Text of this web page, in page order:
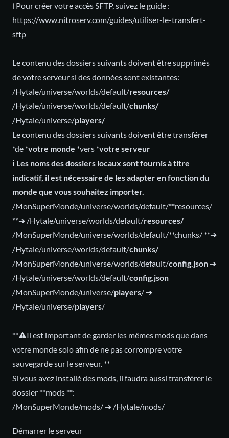
ℹ️ Pour créer votre accès SFTP, suivez le guide :
https://www.nitroserv.com/guides/utiliser-le-transfert-
sftp
Le contenu des dossiers suivants doivent être supprimés
de votre serveur si des données sont existantes:
/Hytale/universe/worlds/default/resources/
/Hytale/universe/worlds/default/chunks/
/Hytale/universe/players/
Le contenu des dossiers suivants doivent être transférer
*de *votre monde *vers *votre serveur
ℹ️ Les noms des dossiers locaux sont fournis à titre
indicatif, il est nécessaire de les adapter en fonction du
monde que vous souhaitez importer.
/MonSuperMonde/universe/worlds/default/**resources/
**➔ /Hytale/universe/worlds/default/resources/
/MonSuperMonde/universe/worlds/default/**chunks/ **➔
/Hytale/universe/worlds/default/chunks/
/MonSuperMonde/universe/worlds/default/config.json ➔
/Hytale/universe/worlds/default/config.json
/MonSuperMonde/universe/players/ ➔
/Hytale/universe/players/
**⚠️Il est important de garder les mêmes mods que dans
votre monde solo afin de ne pas corrompre votre
sauvegarde sur le serveur. **
Si vous avez installé des mods, il faudra aussi transférer le
dossier **mods **:
/MonSuperMonde/mods/ ➔ /Hytale/mods/
Démarrer le serveur